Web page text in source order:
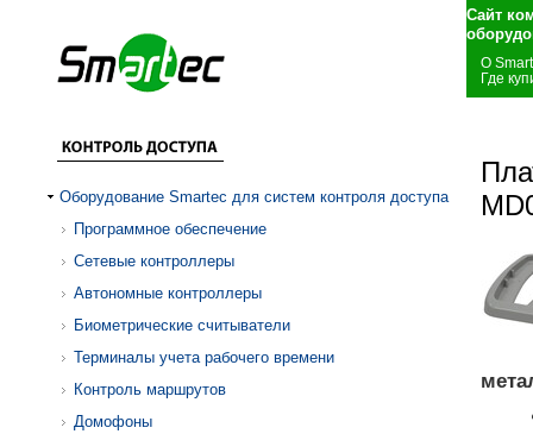
Сайт
О
Где
Оборудование Smartec для систем контроля доступа
Программное обеспечение
Сетевые контроллеры
Автономные контроллеры
Биометрические считыватели
Терминалы учета рабочего времени
Контроль маршрутов
Домофоны